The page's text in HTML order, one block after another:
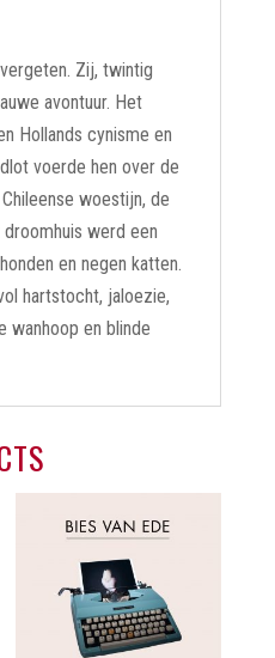
Zij, twintig
avontuur. Het
Hollands cynisme en
voerde hen over de
woestijn, de
werd een
en negen katten.
hartstocht, jaloezie,
wanhoop en blinde